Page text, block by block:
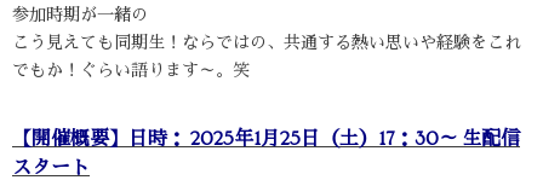
参加時期が一緒の
こう見えても同期生！ならではの、共通する熱い思いや経験をこれ
でもか！ぐらい語ります～。笑
【開催概要】日時： 2025年1月25日（土）17：30～ 生配信
スタート